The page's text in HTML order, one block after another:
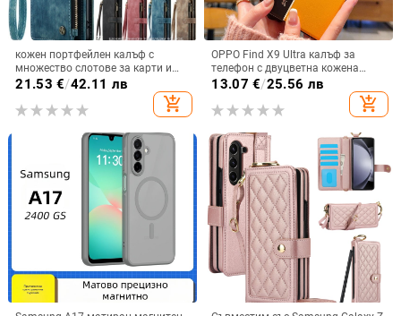
кожен портфейлен калъф с
множество слотове за карти и
цип за iPhone 11–17 Pro Max, XR,
21.53 €/42.11 лв
add_shopping_cart
OPPO Find X9 Ultra калъф за
телефон с двуцветна кожена
текстура и флуоресцентни линии,
13.07 €/25.56 лв
add_shopping_cart